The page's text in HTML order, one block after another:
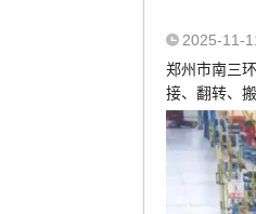
2025-11-
郑州市南三
接、翻转、